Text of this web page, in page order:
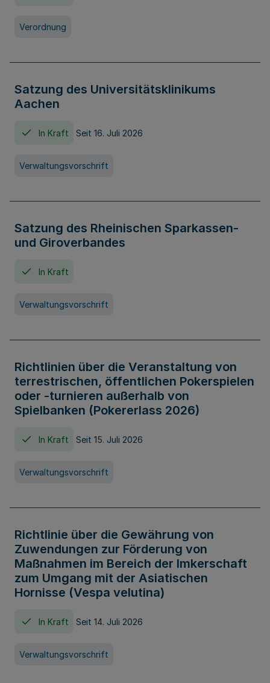
Verordnung
Satzung des Universitätsklinikums
Aachen
In Kraft Seit 16. Juli 2026
Verwaltungsvorschrift
Satzung des Rheinischen Sparkassen-
und Giroverbandes
In Kraft
Verwaltungsvorschrift
Richtlinien über die Veranstaltung von
terrestrischen, öffentlichen Pokerspielen
oder -turnieren außerhalb von
Spielbanken (Pokererlass 2026)
In Kraft Seit 15. Juli 2026
Verwaltungsvorschrift
Richtlinie über die Gewährung von
Zuwendungen zur Förderung von
Maßnahmen im Bereich der Imkerschaft
zum Umgang mit der Asiatischen
Hornisse (Vespa velutina)
In Kraft Seit 14. Juli 2026
Verwaltungsvorschrift